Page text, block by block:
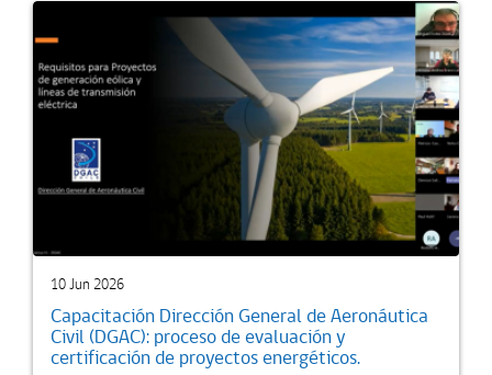
10 Jun 2026
Capacitación Dirección General de Aeronáutica
Civil (DGAC): proceso de evaluación y
certificación de proyectos energéticos.